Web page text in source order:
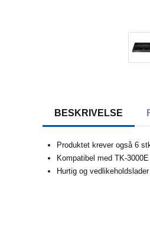
BESKRIVELSE
Produktet krever også 6
Kompatibel med TK-
Hurtig og